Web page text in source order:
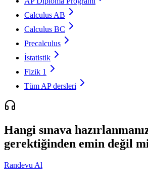
Calculus AB
Calculus BC
Precalculus
İstatistik
Fizik 1
Tüm AP dersleri
Hangi sınava
gerektiğinden emin değil
Randevu Al